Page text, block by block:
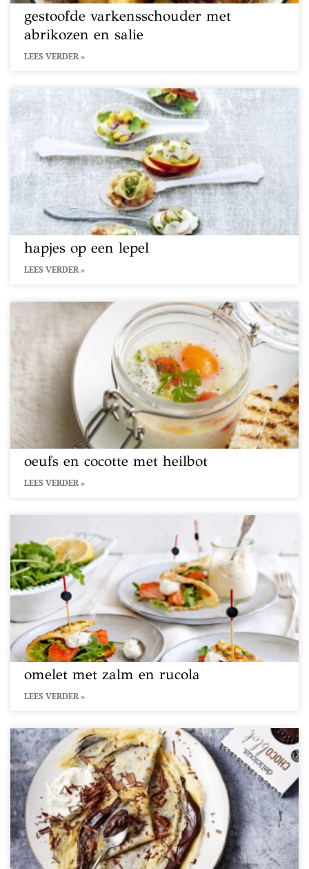
gestoofde varkensschouder met
abrikozen en salie
LEES VERDER »
hapjes op een lepel
LEES VERDER »
oeufs en cocotte met heilbot
LEES VERDER »
omelet met zalm en rucola
LEES VERDER »